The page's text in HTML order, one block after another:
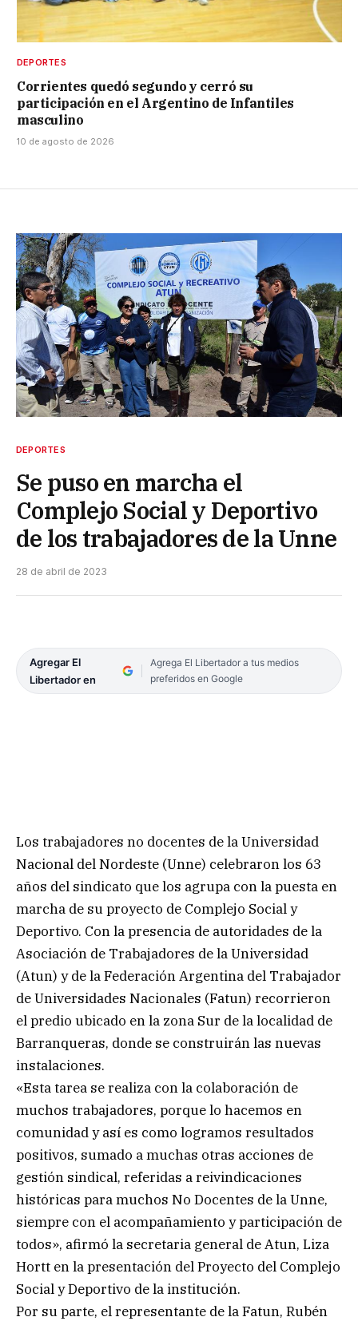
DEPORTES
Corrientes quedó segundo y cerró su
participación en el Argentino de Infantiles
masculino
10 de agosto de 2026
DEPORTES
Se puso en marcha el
Complejo Social y Deportivo
de los trabajadores de la Unne
28 de abril de 2023
Agregar El
Libertador en
Agrega El Libertador a tus medios
preferidos en Google
Los trabajadores no docentes de la Universidad
Nacional del Nordeste (Unne) celebraron los 63
años del sindicato que los agrupa con la puesta en
marcha de su proyecto de Complejo Social y
Deportivo. Con la presencia de autoridades de la
Asociación de Trabajadores de la Universidad
(Atun) y de la Federación Argentina del Trabajador
de Universidades Nacionales (Fatun) recorrieron
el predio ubicado en la zona Sur de la localidad de
Barranqueras, donde se construirán las nuevas
instalaciones.
«Esta tarea se realiza con la colaboración de
muchos trabajadores, porque lo hacemos en
comunidad y así es como logramos resultados
positivos, sumado a muchas otras acciones de
gestión sindical, referidas a reivindicaciones
históricas para muchos No Docentes de la Unne,
siempre con el acompañamiento y participación de
todos», afirmó la secretaria general de Atun, Liza
Hortt en la presentación del Proyecto del Complejo
Social y Deportivo de la institución.
Por su parte, el representante de la Fatun, Rubén